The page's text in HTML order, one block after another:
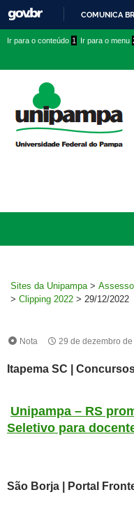
COMUNICA BR
conteúdo
menu
superior
menu
Ir para o conteúdo 1 Ir para o menu
Sites da Unipampa >
> Clipping 2022 > 29/12/2022
Nota 29 de dezembro
Itapema SC |
Unipampa – RS
Seletivo para
São Borja | Portal